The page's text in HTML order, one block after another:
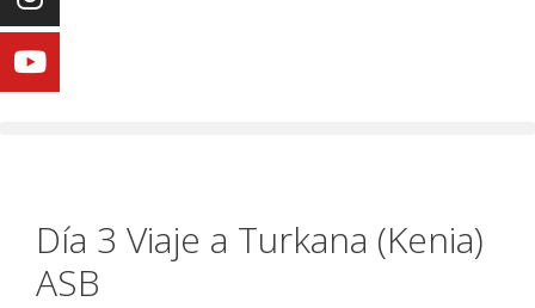
Día 3 Viaje a Turkana (Kenia)
ASB